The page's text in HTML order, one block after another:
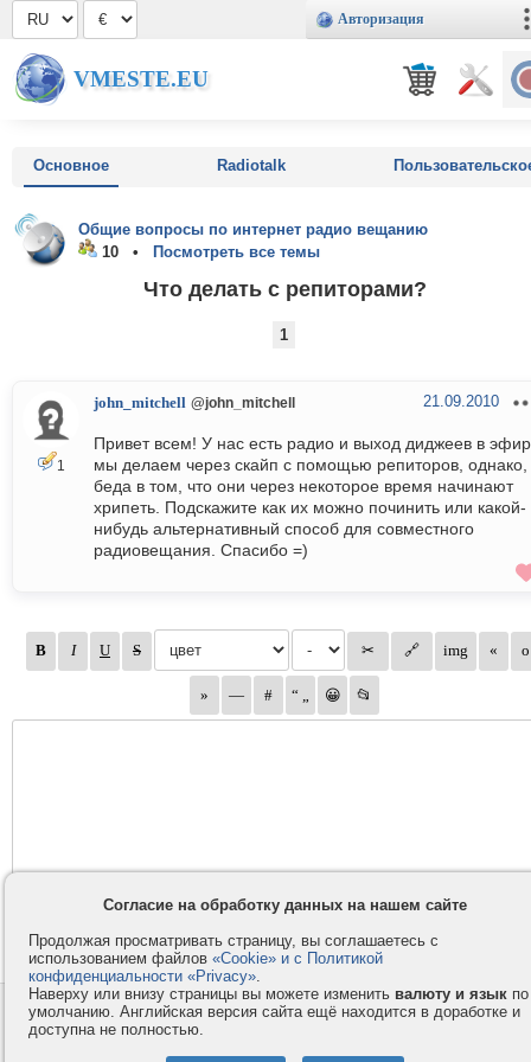
Авторизация
VMESTE.EU
Основное Radiotalk
Общие вопросы по интернет радио вещанию
10 •
Посмотреть все темы
Что делать с репиторами?
1
1
john_mitchell @john_mitchell 21.09.2010
Привет всем! У нас есть радио и выход диджеев в эфир
мы делаем через скайп с помощью репиторов, однако,
беда в том, что они через некоторое время начинают
хрипеть. Подскажите как их можно починить или какой-
нибудь альтернативный способ для совместного
радиовещания. Спасибо =)
Контакты
Компания
Privacy и Cookie
Согласие на обработку данных на нашем сайте
Продолжая просматривать страницу, вы соглашаетесь с
использованием файлов «Cookie» и с Политикой
конфиденциальности «Privacy».
Наверху или внизу страницы вы можете изменить валюту и язык по
умолчанию. Английская версия сайта ещё находится в доработке и
доступна не полностью.